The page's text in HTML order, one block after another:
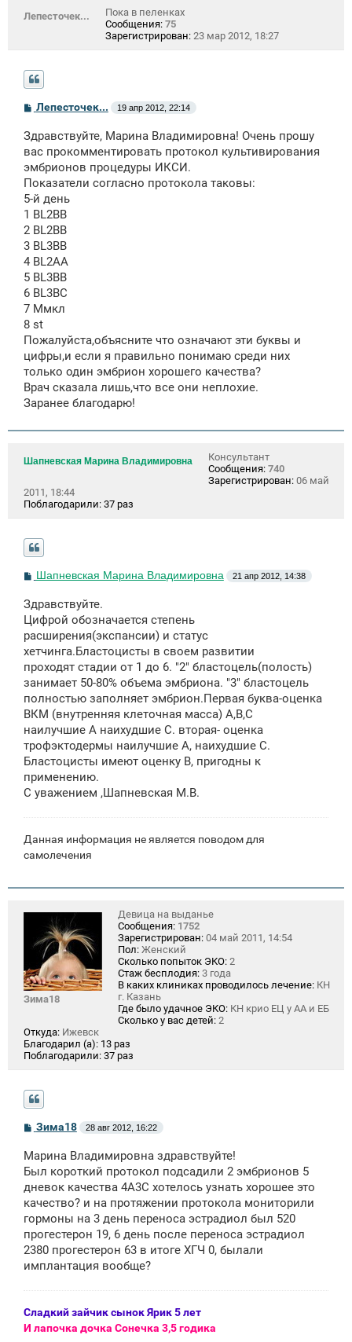
Лепесточек...
Пока в пеленках
Сообщения: 75
Зарегистрирован: 23 мар 2012, 18:27
С
б
щ
н
и
е
Лепесточек... 19 апр 2012, 22:14
Здравствуйте, Марина Владимировна! Очень прошу
вас прокомментировать протокол культивирования
эмбрионов процедуры ИКСИ.
Показатели согласно протокола таковы:
5-й день
1 BL2BB
2 BL2BB
3 BL3BB
4 BL2AA
5 BL3BB
6 BL3BC
7 Ммкл
8 st
Пожалуйста,объясните что означают эти буквы и
цифры,и если я правильно понимаю среди них
только один эмбрион хорошего качества?
Врач сказала лишь,что все они неплохие.
Заранее благодарю!
Шапневская Марина Владимировна
Консультант
Сообщения: 740
Зарегистрирован: 06 май
2011, 18:44
Поблагодарили: 37 раз
С
б
щ
н
и
Шапневская Марина Владимировна 21 апр 2012, 14:38
Здравствуйте.
Цифрой обозначается степень
расширения(экспансии) и статус
хетчинга.Бластоцисты в своем развитии
проходят стадии от 1 до 6. "2" бластоцель(полость)
занимает 50-80% объема эмбриона. "3" бластоцель
полностью заполняет эмбрион.Первая буква-оценка
ВКМ (внутренняя клеточная масса) А,В,С
наилучшие А наихудшие С. вторая- оценка
трофэктодермы наилучшие А, наихудшие С.
Бластоцисты имеют оценку В, пригодны к
применению.
С уважением ,Шапневская М.В.
Данная информация не является поводом для
самолечения
Зима18
Девица на выданье
Сообщения: 1752
Зарегистрирован: 04 май 2011, 14:54
Пол: Женский
Сколько попыток ЭКО: 2
Стаж бесплодия: 3 года
В каких клиниках проводилось лечение: КН
г. Казань
Где было удачное ЭКО: КН крио ЕЦ у АА и ЕБ
Сколько у вас детей: 2
Откуда: Ижевск
Благодарил (а): 13 раз
Поблагодарили: 37 раз
С
о
б
щ
н
и
Зима18 28 авг 2012, 16:22
Марина Владимировна здравствуйте!
Был короткий протокол подсадили 2 эмбрионов 5
дневок качества 4А3С хотелось узнать хорошее это
качество? и на протяжении протокола мониторили
гормоны на 3 день переноса эстрадиол был 520
прогестерон 19, 6 день после переноса эстрадиол
2380 прогестерон 63 в итоге ХГЧ 0, былали
имплантация вообще?
Сладкий зайчик сынок Ярик 5 лет
И лапочка дочка Сонечка 3,5 годика